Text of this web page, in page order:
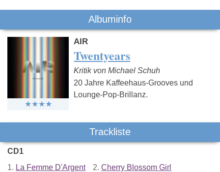
Albuminfo
AIR
Twentyears
Kritik von Michael Schuh
20 Jahre Kaffeehaus-Grooves und
Lounge-Pop-Brillanz.
Trackliste
CD1
1. La Femme D'Argent 2. Cherry Blossom Girl